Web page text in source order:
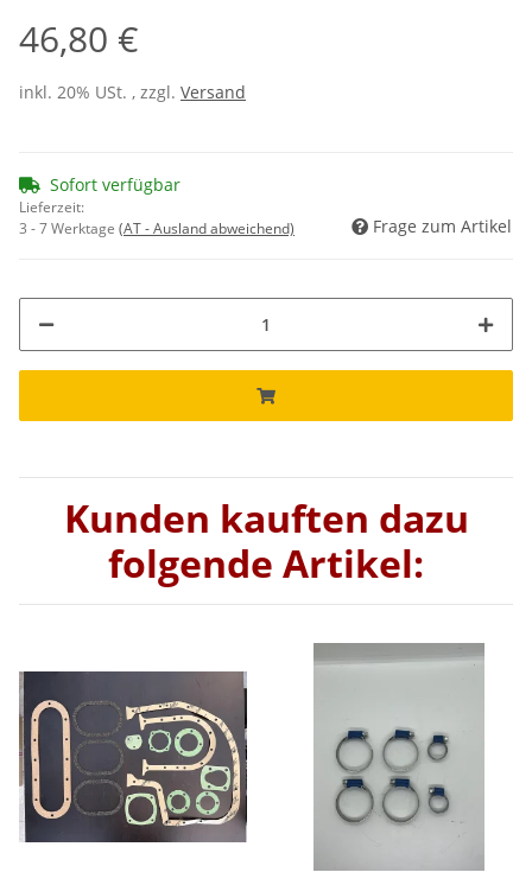
46,80 €
inkl. 20% USt. , zzgl. Versand
Sofort verfügbar
Lieferzeit:
3 - 7 Werktage (AT - Ausland abweichend) Frage zum Artikel
Kunden kauften dazu
folgende Artikel: